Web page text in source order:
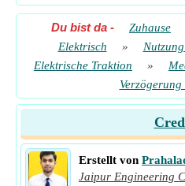
Du bist da - Zuhause
Elektrisch
»
Elektrische Traktion
»
Verzögerung
Erstellt von
Jaipur Engineering